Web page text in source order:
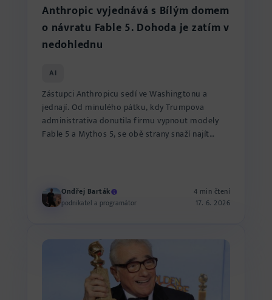
Anthropic vyjednává s Bílým domem
o návratu Fable 5. Dohoda je zatím v
nedohlednu
AI
Zástupci Anthropicu sedí ve Washingtonu a
jednají. Od minulého pátku, kdy Trumpova
administrativa donutila firmu vypnout modely
Fable 5 a Mythos 5, se obě strany snaží najít
Ondřej Barták
podnikatel a programátor
4 min čtení
17. 6. 2026